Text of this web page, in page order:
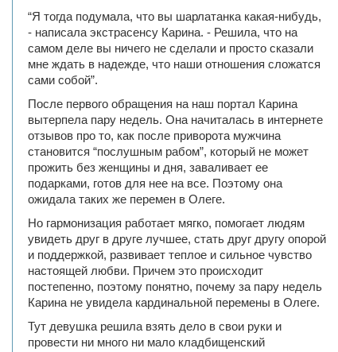
“Я тогда подумала, что вы шарлатанка какая-нибудь,
- написала экстрасенсу Карина. - Решила, что на
самом деле вы ничего не сделали и просто сказали
мне ждать в надежде, что наши отношения сложатся
сами собой”.
После первого обращения на наш портал Карина
вытерпела пару недель. Она начиталась в интернете
отзывов про то, как после приворота мужчина
становится “послушным рабом”, который не может
прожить без женщины и дня, заваливает ее
подарками, готов для нее на все. Поэтому она
ожидала таких же перемен в Олеге.
Но гармонизация работает мягко, помогает людям
увидеть друг в друге лучшее, стать друг другу опорой
и поддержкой, развивает теплое и сильное чувство
настоящей любви. Причем это происходит
постепенно, поэтому понятно, почему за пару недель
Карина не увидела кардинальной перемены в Олеге.
Тут девушка решила взять дело в свои руки и
провести ни много ни мало кладбищенский